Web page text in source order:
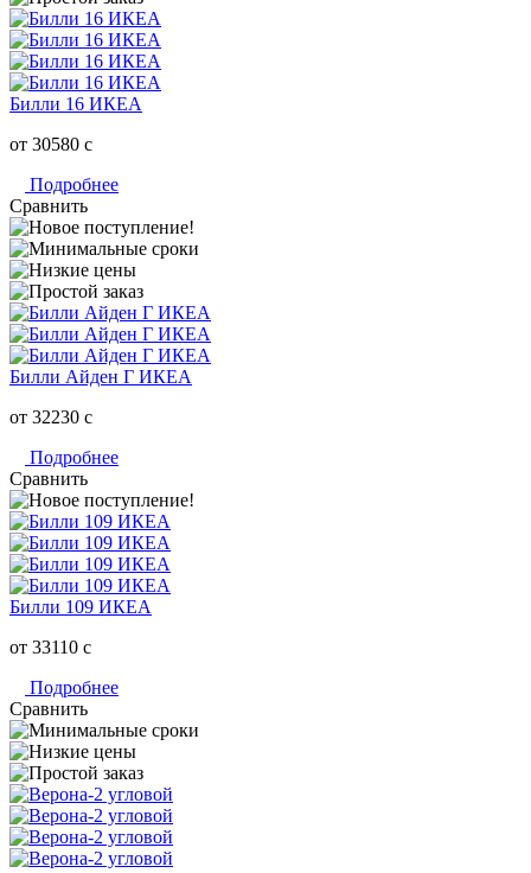
Билли 16 ИКЕА
от 30580 c
Подробнее
Сравнить
Билли Айден Г ИКЕА
от 32230 c
Подробнее
Сравнить
Билли 109 ИКЕА
от 33110 c
Подробнее
Сравнить